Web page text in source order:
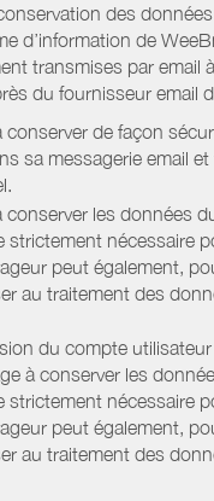
des
d’information de
transmises par email
du fournisseur email
conserver de façon
sa messagerie email
conserver les données
strictement nécessaire
peut également,
au traitement des
du compte utilisateur
à conserver les
strictement nécessaire
peut également,
au traitement des